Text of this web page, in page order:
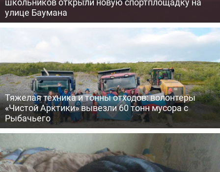
улице Баумана
Тяжелая техника и тонны отходов: волонтеры
«Чистой Арктики» вывезли 60 тонн мусора с
Рыбачьего